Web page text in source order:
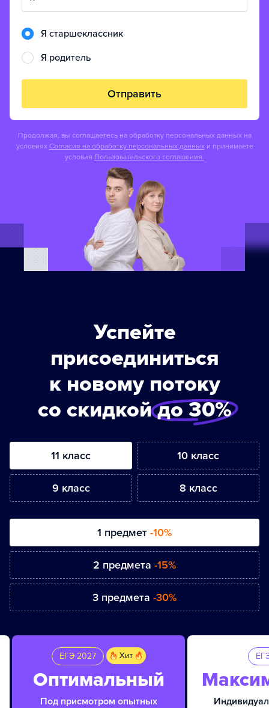
Я старшеклассник
Я родитель
Отправить
Продолжая, вы соглашаетесь на обработку персональных данных на
условиях Согласия на обработку персональных данных и принимаете
условия Пользовательского соглашения.
Успейте
присоединиться
к новому потоку
со скидкойдо 30%
11 класс 10 класс
9 класс 8 класс
1 предмет -10%
2 предмета -15%
3 предмета -30%
ЕГЭ 2027
Оптимальный
Под присмотром опытных